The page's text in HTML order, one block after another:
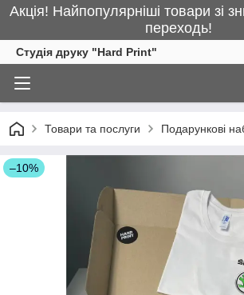
Акція! Найпопулярніші товари зі
переходь!
Студія друку "Hard Print"
Товари та послуги Подарункові
–10%